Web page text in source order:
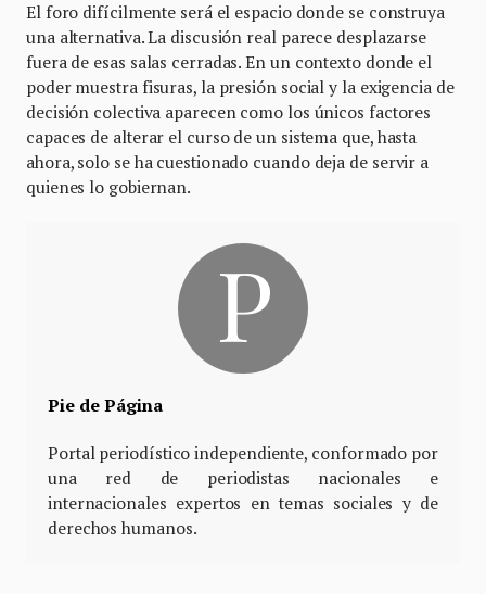
El foro difícilmente será el espacio donde se construya
una alternativa. La discusión real parece desplazarse
fuera de esas salas cerradas. En un contexto donde el
poder muestra fisuras, la presión social y la exigencia de
decisión colectiva aparecen como los únicos factores
capaces de alterar el curso de un sistema que, hasta
ahora, solo se ha cuestionado cuando deja de servir a
quienes lo gobiernan.
Pie de Página
Portal periodístico independiente, conformado por
una red de periodistas nacionales e
internacionales expertos en temas sociales y de
derechos humanos.